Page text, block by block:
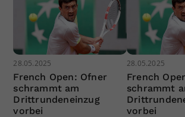
28.05.2025
French Open: Ofner
schrammt am
Drittrundeneinzug
vorbei
28.05.2025
French
schrammt
vorbei